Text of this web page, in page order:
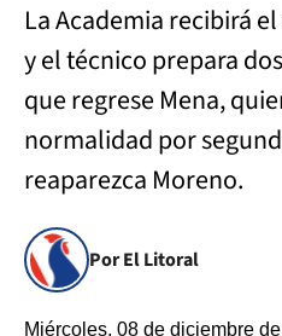
La Academia recibirá
y el técnico prepara
que regrese Mena,
normalidad por
reaparezca Moreno.
Por El Litoral
Miércoles, 08 de diciembre